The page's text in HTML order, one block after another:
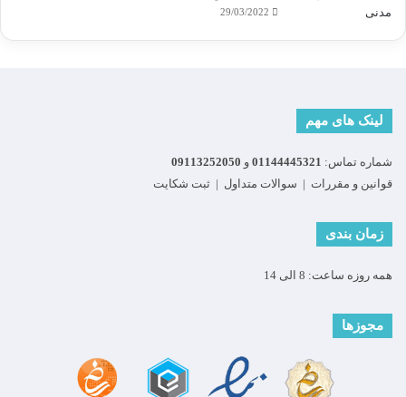
29/03/2022
لینک های مهم
شماره تماس: 01144445321 و 09113252050
قوانین و مقررات | سوالات متداول | ثبت شکایت
زمان بندی
همه روزه ساعت: 8 الی 14
مجوزها